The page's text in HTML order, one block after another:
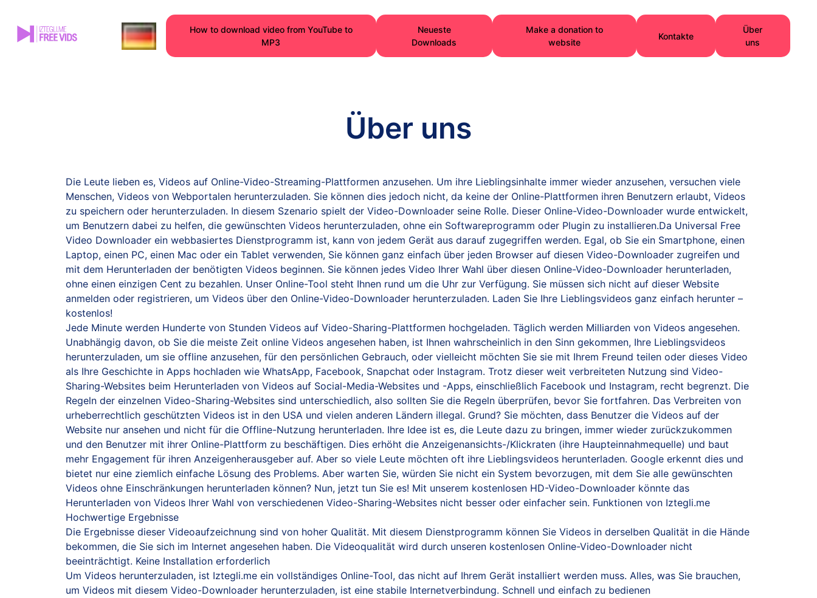
How to download video from YouTube to
MP3
Neueste
Downloads
Make a donation to
website
Kontakte
Über
uns
Über uns
Die Leute lieben es, Videos auf Online-Video-Streaming-Plattformen anzusehen. Um ihre Lieblingsinhalte immer wieder anzusehen, versuchen viele
Menschen, Videos von Webportalen herunterzuladen. Sie können dies jedoch nicht, da keine der Online-Plattformen ihren Benutzern erlaubt, Videos
zu speichern oder herunterzuladen. In diesem Szenario spielt der Video-Downloader seine Rolle. Dieser Online-Video-Downloader wurde entwickelt,
um Benutzern dabei zu helfen, die gewünschten Videos herunterzuladen, ohne ein Softwareprogramm oder Plugin zu installieren.Da Universal Free
Video Downloader ein webbasiertes Dienstprogramm ist, kann von jedem Gerät aus darauf zugegriffen werden. Egal, ob Sie ein Smartphone, einen
Laptop, einen PC, einen Mac oder ein Tablet verwenden, Sie können ganz einfach über jeden Browser auf diesen Video-Downloader zugreifen und
mit dem Herunterladen der benötigten Videos beginnen. Sie können jedes Video Ihrer Wahl über diesen Online-Video-Downloader herunterladen,
ohne einen einzigen Cent zu bezahlen. Unser Online-Tool steht Ihnen rund um die Uhr zur Verfügung. Sie müssen sich nicht auf dieser Website
anmelden oder registrieren, um Videos über den Online-Video-Downloader herunterzuladen. Laden Sie Ihre Lieblingsvideos ganz einfach herunter –
kostenlos!
Jede Minute werden Hunderte von Stunden Videos auf Video-Sharing-Plattformen hochgeladen. Täglich werden Milliarden von Videos angesehen.
Unabhängig davon, ob Sie die meiste Zeit online Videos angesehen haben, ist Ihnen wahrscheinlich in den Sinn gekommen, Ihre Lieblingsvideos
herunterzuladen, um sie offline anzusehen, für den persönlichen Gebrauch, oder vielleicht möchten Sie sie mit Ihrem Freund teilen oder dieses Video
als Ihre Geschichte in Apps hochladen wie WhatsApp, Facebook, Snapchat oder Instagram. Trotz dieser weit verbreiteten Nutzung sind Video-
Sharing-Websites beim Herunterladen von Videos auf Social-Media-Websites und -Apps, einschließlich Facebook und Instagram, recht begrenzt. Die
Regeln der einzelnen Video-Sharing-Websites sind unterschiedlich, also sollten Sie die Regeln überprüfen, bevor Sie fortfahren. Das Verbreiten von
urheberrechtlich geschützten Videos ist in den USA und vielen anderen Ländern illegal. Grund? Sie möchten, dass Benutzer die Videos auf der
Website nur ansehen und nicht für die Offline-Nutzung herunterladen. Ihre Idee ist es, die Leute dazu zu bringen, immer wieder zurückzukommen
und den Benutzer mit ihrer Online-Plattform zu beschäftigen. Dies erhöht die Anzeigenansichts-/Klickraten (ihre Haupteinnahmequelle) und baut
mehr Engagement für ihren Anzeigenherausgeber auf. Aber so viele Leute möchten oft ihre Lieblingsvideos herunterladen. Google erkennt dies und
bietet nur eine ziemlich einfache Lösung des Problems. Aber warten Sie, würden Sie nicht ein System bevorzugen, mit dem Sie alle gewünschten
Videos ohne Einschränkungen herunterladen können? Nun, jetzt tun Sie es! Mit unserem kostenlosen HD-Video-Downloader könnte das
Herunterladen von Videos Ihrer Wahl von verschiedenen Video-Sharing-Websites nicht besser oder einfacher sein. Funktionen von Iztegli.me
Hochwertige Ergebnisse
Die Ergebnisse dieser Videoaufzeichnung sind von hoher Qualität. Mit diesem Dienstprogramm können Sie Videos in derselben Qualität in die Hände
bekommen, die Sie sich im Internet angesehen haben. Die Videoqualität wird durch unseren kostenlosen Online-Video-Downloader nicht
beeinträchtigt. Keine Installation erforderlich
Um Videos herunterzuladen, ist Iztegli.me ein vollständiges Online-Tool, das nicht auf Ihrem Gerät installiert werden muss. Alles, was Sie brauchen,
um Videos mit diesem Video-Downloader herunterzuladen, ist eine stabile Internetverbindung. Schnell und einfach zu bedienen